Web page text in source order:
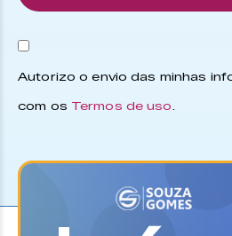
Autorizo o envio das minhas
com os Termos de uso.